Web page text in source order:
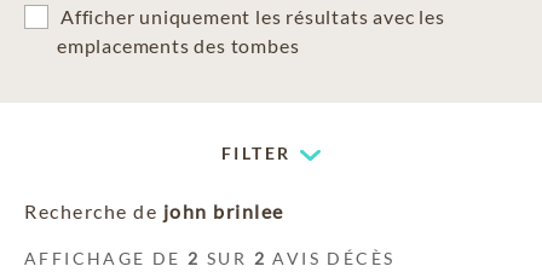
Afficher uniquement les résultats avec les
emplacements des tombes
FILTER
Recherche de john brinlee
AFFICHAGE DE 2 SUR 2 AVIS DÉCÈS